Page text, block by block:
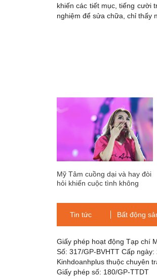
khiến các tiết mục, tiếng cười
nghiệm để sửa chữa, chỉ thấy
Mỹ Tâm cuồng dại và hay đòi
hỏi khiến cuộc tình không
Tin tức Bất động
Giấy phép hoạt động Tạp chí
Số: 317/GP-BVHTT Cấp ngày:
Kinhdoanhplus thuộc chuyên
Giấy phép số: 180/GP-TTDT